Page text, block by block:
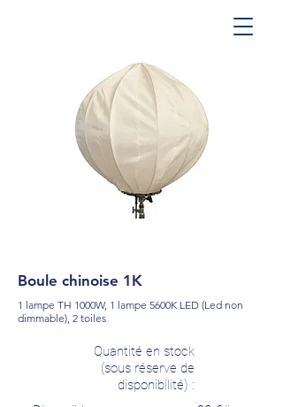
Boule chinoise 1K
1 lampe TH 1000W, 1 lampe 5600K LED (Led non
dimmable), 2 toiles
Quantité en stock
(sous réserve de
disponibilité) :